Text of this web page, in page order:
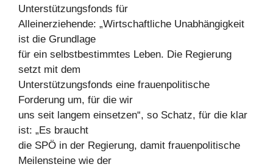
Unterstützungsfonds für
Alleinerziehende: „Wirtschaftliche Unabhängigkeit
ist die Grundlage
für ein selbstbestimmtes Leben. Die Regierung
setzt mit dem
Unterstützungsfonds eine frauenpolitische
Forderung um, für die wir
uns seit langem einsetzen“, so Schatz, für die klar
ist: „Es braucht
die SPÖ in der Regierung, damit frauenpolitische
Meilensteine wie der